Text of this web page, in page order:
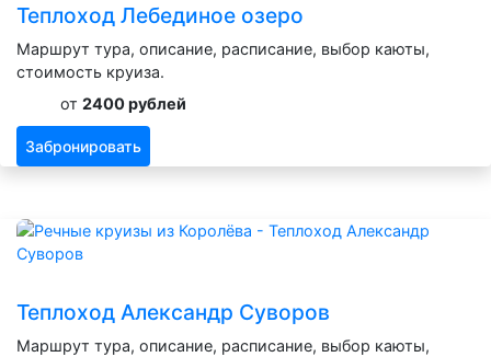
Теплоход Лебединое озеро
Маршрут тура, описание, расписание, выбор каюты,
стоимость круиза.
от 2400 рублей
Забронировать
Теплоход Александр Суворов
Маршрут тура, описание, расписание, выбор каюты,